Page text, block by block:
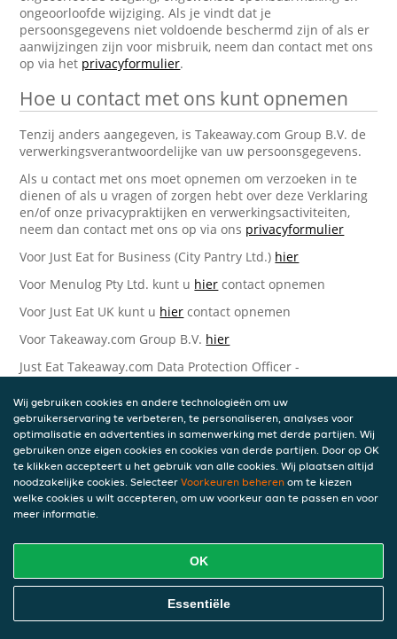
ongeoorloofde wijziging. Als je vindt dat je
persoonsgegevens niet voldoende beschermd zijn of als er
aanwijzingen zijn voor misbruik, neem dan contact met ons
op via het privacyformulier.
Hoe u contact met ons kunt opnemen
Tenzij anders aangegeven, is Takeaway.com Group B.V. de
verwerkingsverantwoordelijke van uw persoonsgegevens.
Als u contact met ons moet opnemen om verzoeken in te
dienen of als u vragen of zorgen hebt over deze Verklaring
en/of onze privacypraktijken en verwerkingsactiviteiten,
neem dan contact met ons op via ons privacyformulier
Voor Just Eat for Business (City Pantry Ltd.) hier
Voor Menulog Pty Ltd. kunt u hier contact opnemen
Voor Just Eat UK kunt u hier contact opnemen
Voor Takeaway.com Group B.V. hier
Just Eat Takeaway.com Data Protection Officer -
Piet Heinkade 61
1019 GM Amsterdam
Nederland
Bijgewerkte versies van deze
Privacyverklaring
Wij kunnen deze Verklaring van tijd tot tijd bijwerken als
reactie op veranderende juridische, technische of zakelijke
ontwikkelingen. Wanneer wij onze Privacyverklaring
bijwerken, zullen wij passende maatregelen nemen om u
op de hoogte te brengen, in overeenstemming met het
Wij gebruiken cookies en andere technologieën om uw
gebruikerservaring te verbeteren, te personaliseren, analyses voor
optimalisatie en advertenties in samenwerking met derde partijen. Wij
gebruiken onze eigen cookies en cookies van derde partijen. Door op OK
te klikken accepteert u het gebruik van alle cookies. Wij plaatsen altijd
noodzakelijke cookies. Selecteer Voorkeuren beheren om te kiezen
welke cookies u wilt accepteren, om uw voorkeur aan te passen en voor
meer informatie.
OK
Essentiële